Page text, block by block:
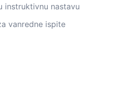
instruktivnu nastavu
vanredne ispite